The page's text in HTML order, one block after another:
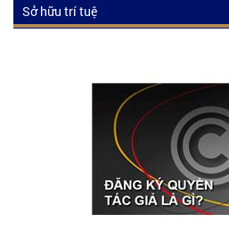
Sở hữu trí tuệ
Kiến thức luật sở hữu trí tuệ